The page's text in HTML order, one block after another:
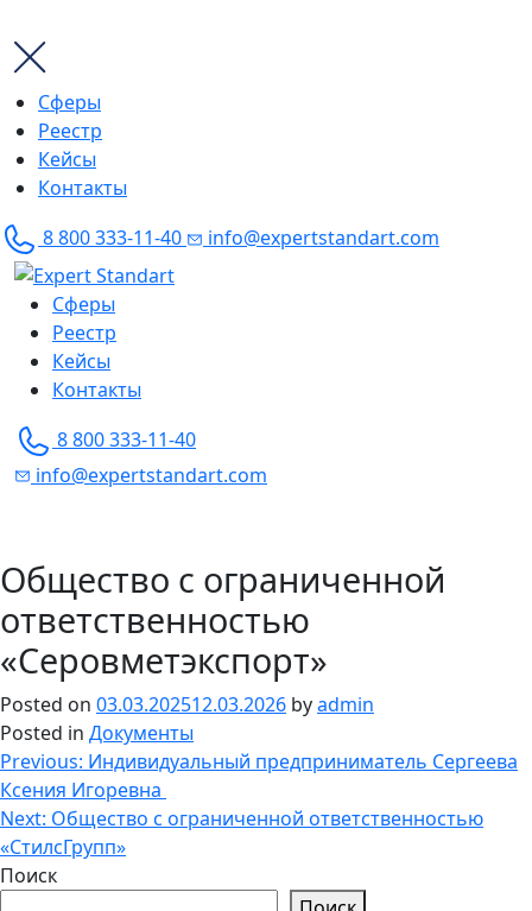
Сферы
Реестр
Кейсы
Контакты
8 800 333-11-40
info@expertstandart.com
Skip
content
Сферы
Реестр
Кейсы
Контакты
8 800 333-11-40
info@expertstandart.com
Общество с ограниченной
ответственностью
«Серовметэкспорт»
Posted on 03.03.202512.03.2026 byadmin
Posted in Документы
Навигация
по
записям
Previous: Индивидуальный предприниматель Сергеева
Ксения Игоревна
Next: Общество с ограниченной ответственностью
«СтилсГрупп»
Поиск